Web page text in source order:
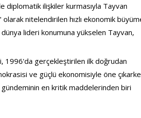
diplomatik ilişkiler kurmasıyla Tayvan
olarak nitelendirilen hızlı ekonomik
lideri konumuna yükselen Tayvan,
1996'da gerçekleştirilen ilk doğrudan
ve güçlü ekonomisiyle öne
gündeminin en kritik maddelerinden biri